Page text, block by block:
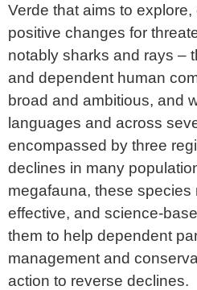
Verde that aims to
positive changes for
notably sharks and rays –
and dependent human
broad and ambitious, and
languages and across
encompassed by three
declines in many
megafauna, these species
effective, and science-
them to help dependent
management and
action to reverse declines.